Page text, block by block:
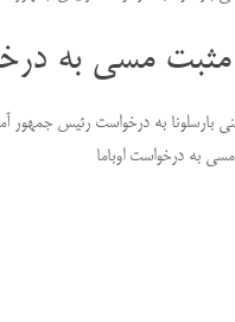
مسی به
بارسلونا به درخواست رئیس جمهور
به درخواست اوباما